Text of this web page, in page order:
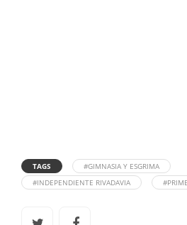
TAGS
#GIMNASIA Y ESGRIMA
#INDEPENDIENTE RIVADAVIA